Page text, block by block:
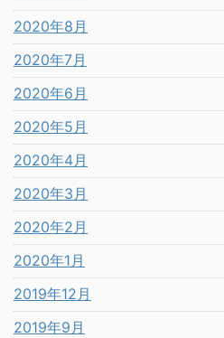
2020年8月
2020年7月
2020年6月
2020年5月
2020年4月
2020年3月
2020年2月
2020年1月
2019年12月
2019年9月